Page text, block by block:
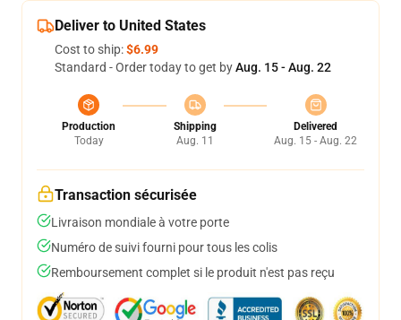
Deliver to United States
Cost to ship:$6.99
Standard - Order today to get byAug. 15 - Aug. 22
Production
Today
Shipping
Aug. 11
Delivered
Aug. 15 - Aug. 22
Transaction sécurisée
Livraison mondiale à votre porte
Numéro de suivi fourni pour tous les colis
Remboursement complet si le produit n'est pas reçu